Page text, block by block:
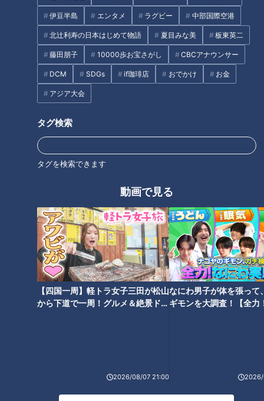
伊豆半島 エンタメ ラグビー 中部国際空港
北辻利寿の日本はじめて物語 夏目みな美 板東英二
藤田朋子 10000歩お宝さがし CBCアナウンサー
DCM SDGs if珈琲店 おでかけ お金
アジア大会
タグ検索
タグを検索できます
動画で見る
【四国一周】軽トラ女子三田が松山
から下道で一周！グルメ＆絶景ドラ
2026/08/07 21:00
なにわ男子が体を張って
ギモンを大調査！【全力
2026/
オススメ関連コンテンツ
「勝てる捕手」郡司裕也にドラ
ゴンズファンが思い描く開幕ス
タメンの夢
与田ドラゴンズに喝！かつての
強力“助っ人”たちが海を渡って
ドラゴンズ秋季キャンプ終わ
る・イチローも味わった“不
安”に打ち勝ったのは誰？
ジャイアンツ10連覇を阻止した
監督・与那嶺要さん「昇竜復
活」ハワイでの祈り
ファンから捧げる追悼の言葉～